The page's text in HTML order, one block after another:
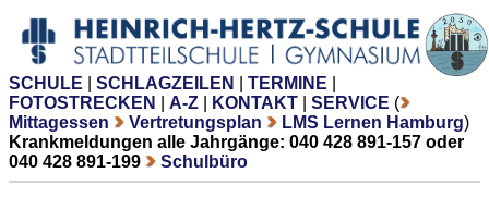
SCHULE SCHLAGZEILEN TERMINE
FOTOSTRECKEN
A-Z KONTAKT SERVICE (
Mittagessen
Vertretungsplan LMS Lernen Hamburg)
Krankmeldungen alle Jahrgänge: 040 428 891-157 oder
040 428 891-199
Schulbüro